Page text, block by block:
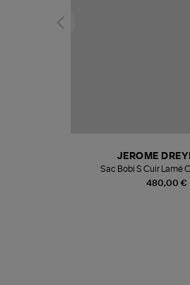
480,00 €
JEROME
Sac Bobi S Cuir Lamé